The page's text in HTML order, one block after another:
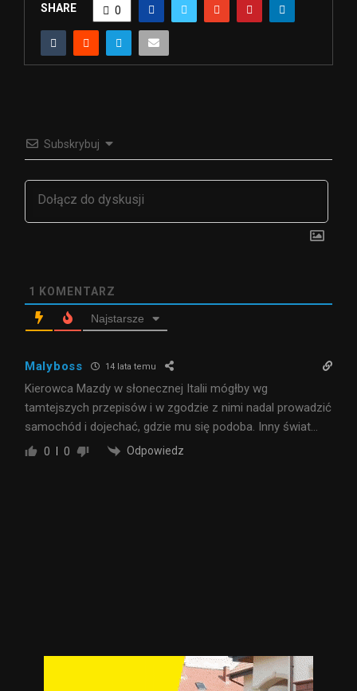
SHARE 0
Subskrybuj
1 KOMENTARZ
Najstarsze
Malyboss 14 lata temu
Kierowca Mazdy w słonecznej Italii mógłby wg
tamtejszych przepisów i w zgodzie z nimi nadal prowadzić
samochód i dojechać, gdzie mu się podoba. Inny świat…
0 0 Odpowiedz